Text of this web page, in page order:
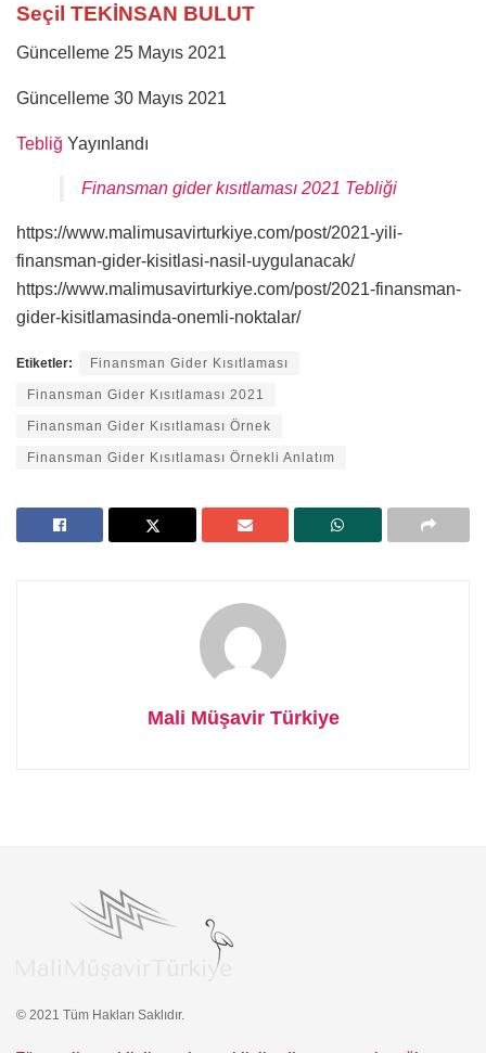
Seçil TEKİNSAN BULUT
Güncelleme 25 Mayıs 2021
Güncelleme 30 Mayıs 2021
Tebliğ Yayınlandı
Finansman gider kısıtlaması 2021 Tebliği
https://www.malimusavirturkiye.com/post/2021-yili-
finansman-gider-kisitlasi-nasil-uygulanacak/
https://www.malimusavirturkiye.com/post/2021-finansman-
gider-kisitlamasinda-onemli-noktalar/
Etiketler: Finansman Gider Kısıtlaması
Finansman Gider Kısıtlaması 2021
Finansman Gider Kısıtlaması Örnek
Finansman Gider Kısıtlaması Örnekli Anlatım
Mali Müşavir Türkiye
© 2021 Tüm Hakları Saklıdır.